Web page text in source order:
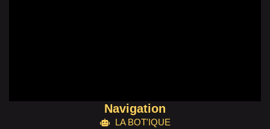
Navigation
LA BOT'IQUE